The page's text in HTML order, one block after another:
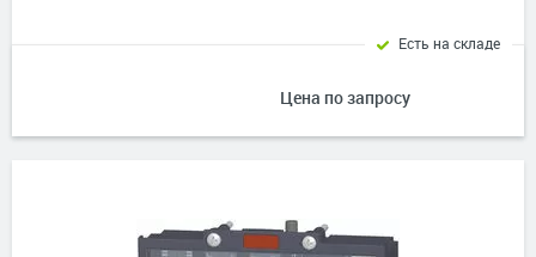
Цена по запросу
Есть на складе